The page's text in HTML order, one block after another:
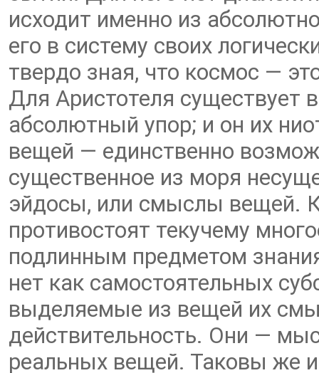
исходит именно из
его в систему своих
твердо зная, что космос —
Для Аристотеля существует
абсолютный упор; и он их
вещей — единственно
существенное из моря
эйдосы, или смыслы вещей.
противостоят текучему
подлинным предметом
нет как самостоятельных
выделяемые из вещей их
действительность. Они —
реальных вещей. Таковы же